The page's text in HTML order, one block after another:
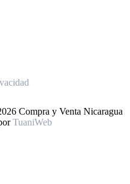
Compra y Venta Nicaragua
TuaniWeb